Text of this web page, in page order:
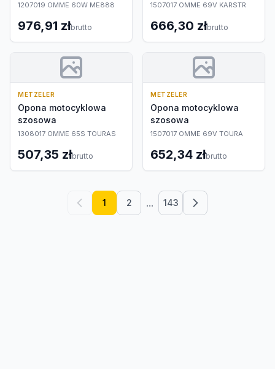
1207019 OMME 60W ME888
976,91 złbrutto
1507017 OMME 69V KARSTR
666,30 złbrutto
METZELER
Opona motocyklowa
szosowa
1308017 OMME 65S TOURAS
507,35 złbrutto
METZELER
Opona motocyklowa
szosowa
1507017 OMME 69V TOURA
652,34 złbrutto
1 2 ... 143